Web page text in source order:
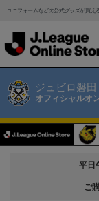
ユニフォームなどの公式グッズが買え
ジュビロ磐田
オフィシャルオ
平日
ご